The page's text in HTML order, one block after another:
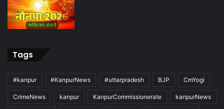
Tags
#kanpur #KanpurNews #uttarpradesh BJP CmYogi
CrimeNews kanpur KanpurCommissionerate kanpurNews